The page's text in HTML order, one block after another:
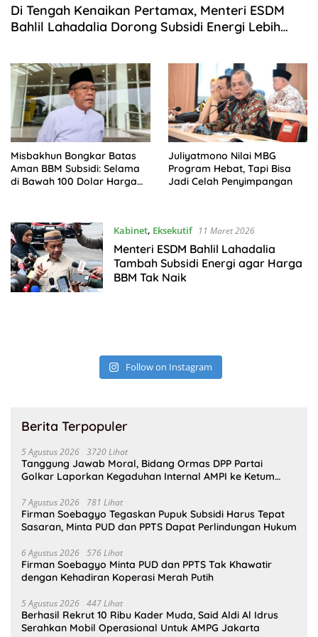
Di Tengah Kenaikan Pertamax, Menteri ESDM
Bahlil Lahadalia Dorong Subsidi Energi Lebih
Misbakhun Bongkar Batas
Aman BBM Subsidi: Selama
di Bawah 100 Dolar Harga
Juliyatmono Nilai MBG
Program Hebat, Tapi Bisa
Jadi Celah Penyimpangan
Kabinet, Eksekutif 11 Maret 2026
Menteri ESDM Bahlil Lahadalia
Tambah Subsidi Energi agar Harga
BBM Tak Naik
Follow on Instagram
Berita Terpopuler
5 Agustus 2026 3720 Lihat
Tanggung Jawab Moral, Bidang Ormas DPP Partai
Golkar Laporkan Kegaduhan Internal AMPI ke Ketum
7 Agustus 2026 781 Lihat
Firman Soebagyo Tegaskan Pupuk Subsidi Harus Tepat
Sasaran, Minta PUD dan PPTS Dapat Perlindungan Hukum
6 Agustus 2026 576 Lihat
Firman Soebagyo Minta PUD dan PPTS Tak Khawatir
dengan Kehadiran Koperasi Merah Putih
5 Agustus 2026 447 Lihat
Berhasil Rekrut 10 Ribu Kader Muda, Said Aldi Al Idrus
Serahkan Mobil Operasional Untuk AMPG Jakarta